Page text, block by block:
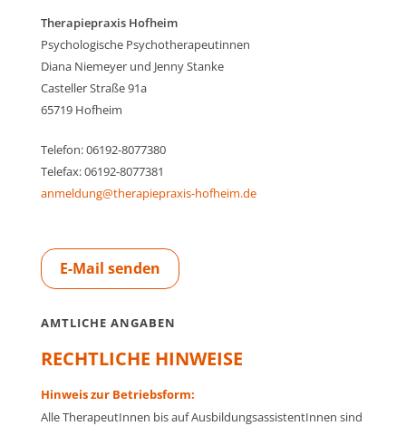
Therapiepraxis Hofheim
Psychologische Psychotherapeutinnen
Diana Niemeyer und Jenny Stanke
Casteller Straße 91a
65719 Hofheim
Telefon: 06192-8077380
Telefax: 06192-8077381
anmeldung@therapiepraxis-hofheim.de
E-Mail senden
AMTLICHE ANGABEN
RECHTLICHE HINWEISE
Hinweis zur Betriebsform:
Alle TherapeutInnen bis auf AusbildungsassistentInnen sind